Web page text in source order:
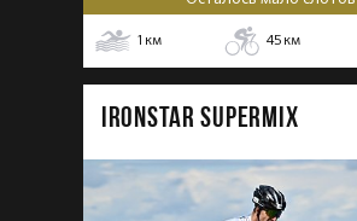
1 км 45 км
IRONSTAR SUPERMIX